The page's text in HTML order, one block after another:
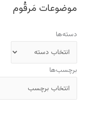
موضوعات مَرقُوم
دسته‌ها
برچسب‌ها